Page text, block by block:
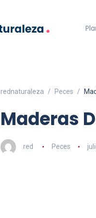
rednaturaleza Peces
Maderas
red Peces